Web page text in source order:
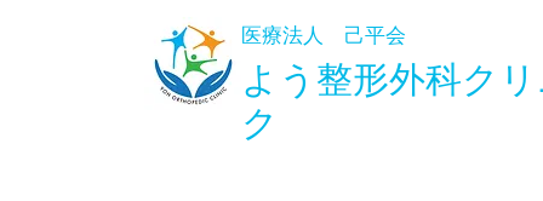
医療法人 己平会
よう整形外科ク
ク